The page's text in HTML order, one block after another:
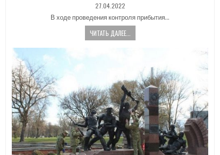
PUBLISHED
DATE:
27.04.2022
В ходе проведения контроля прибытия…
ЧИТАТЬ ДАЛЕЕ...